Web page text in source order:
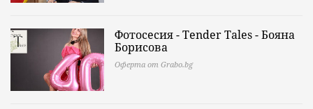
Фотосесия - Tender Tales - Бояна
Борисова
Оферта от Grabo.bg